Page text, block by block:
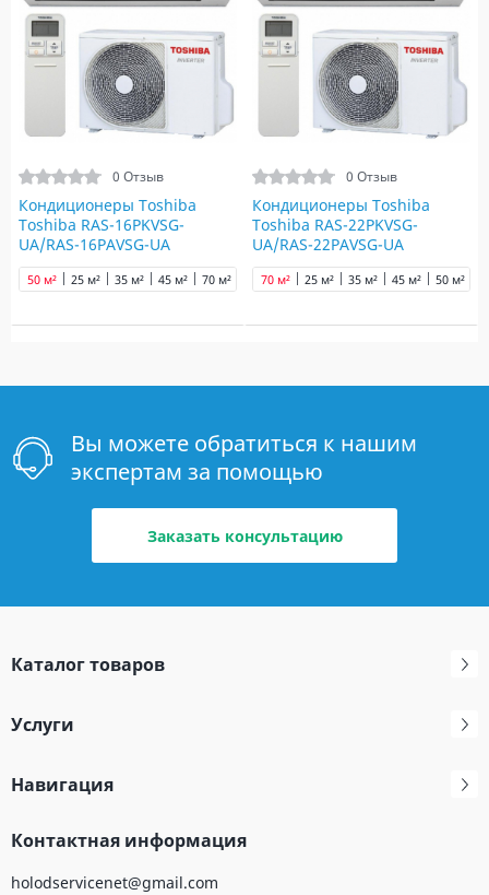
0 Отзыв
Кондиционеры Toshiba
Toshiba RAS-16PKVSG-
UA/RAS-16PAVSG-UA
25 м² 35 м² 45 м²
50 м² 70 м²
0 Отзыв
Кондиционеры Toshiba
Toshiba RAS-22PKVSG-
UA/RAS-22PAVSG-UA
25 м² 35 м² 45 м² 50 м²
70 м²
Вы можете обратиться к нашим
экспертам за помощью
Заказать консультацию
Каталог товаров
Услуги
Навигация
Контактная информация
holodservicenet@gmail.com